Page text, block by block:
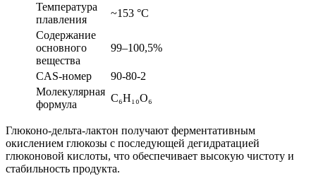
Температура
плавления
~153 °С
Содержание
основного
вещества
99–100,5%
CAS-номер
90-80-2
Молекулярная
формула
C₆H₁₀O₆
Глюконо-дельта-лактон получают ферментативным
окислением глюкозы с последующей дегидратацией
глюконовой кислоты, что обеспечивает высокую чистоту и
стабильность продукта.